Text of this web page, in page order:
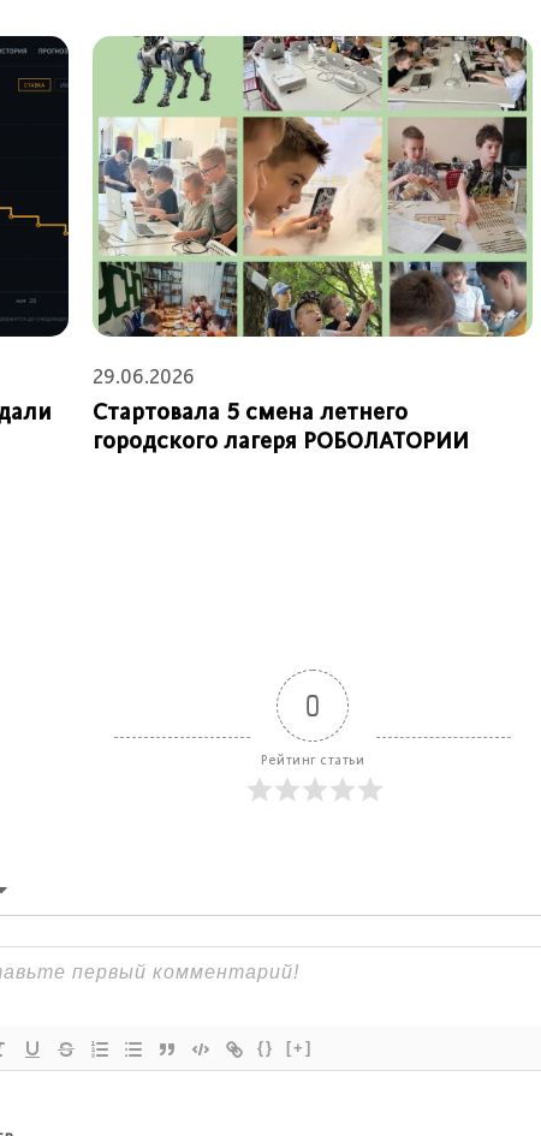
29.06.2026
Стартовала 5 смена летнего
городского лагеря РОБОЛАТОРИИ
0
Рейтинг статьи
{} [+]